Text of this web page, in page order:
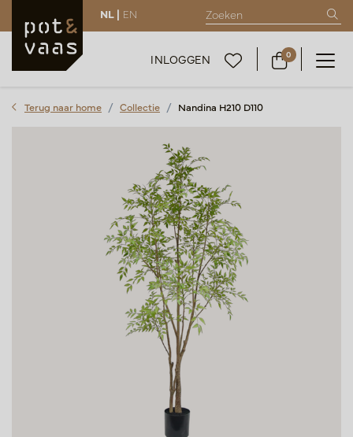
NL | EN
INLOGGEN 0
Terug naar home Collectie Nandina H210 D110